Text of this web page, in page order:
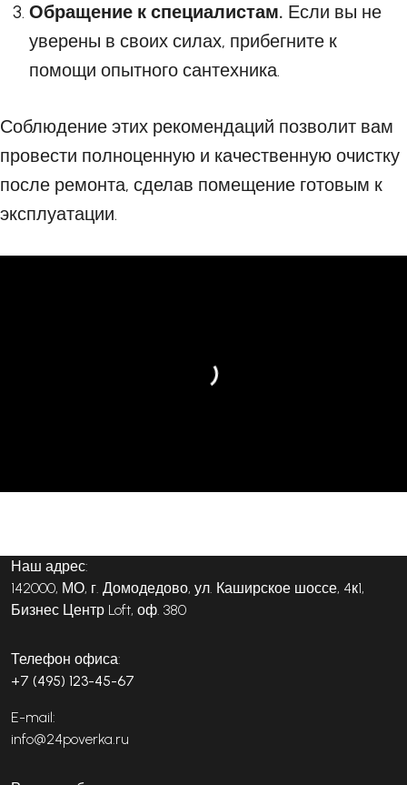
Обращение к специалистам. Если вы не
уверены в своих силах, прибегните к
помощи опытного сантехника.
Соблюдение этих рекомендаций позволит вам
провести полноценную и качественную очистку
после ремонта, сделав помещение готовым к
эксплуатации.
Наш адрес:
142000, МО, г. Домодедово, ул. Каширское шоссе, 4к1,
Бизнес Центр Loft, оф. 380
Телефон офиса:
+7 (495) 123-45-67
E-mail:
info@24poverka.ru